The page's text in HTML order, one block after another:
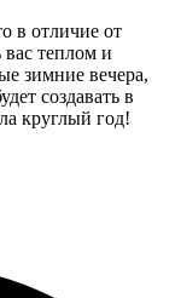
в отличие от
вас теплом и
зимние вечера,
создавать в
круглый год!